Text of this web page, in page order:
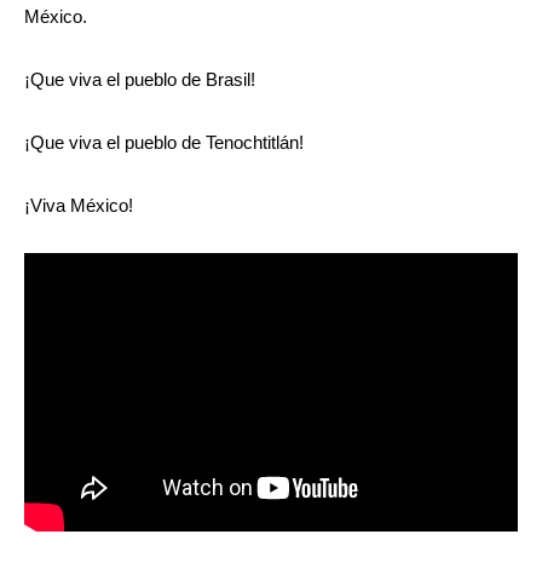
México.
¡Que viva el pueblo de Brasil!
¡Que viva el pueblo de Tenochtitlán!
¡Viva México!